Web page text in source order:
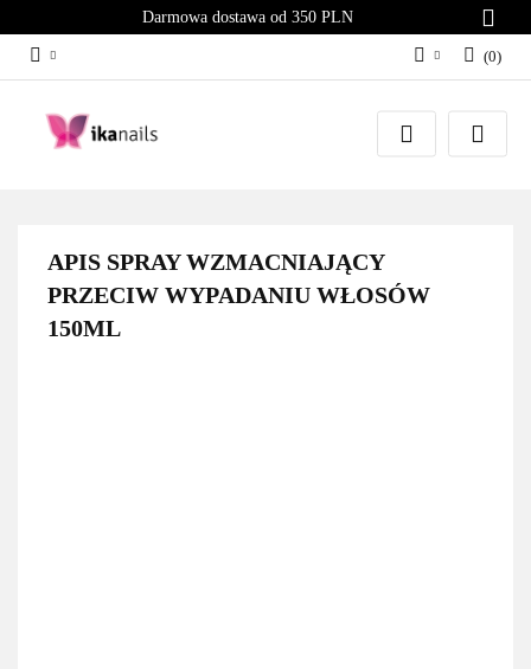
Darmowa dostawa od 350 PLN
Zaloguj się
Załóż konto
(0)
APIS SPRAY WZMACNIAJĄCY
PRZECIW WYPADANIU WŁOSÓW
150ML